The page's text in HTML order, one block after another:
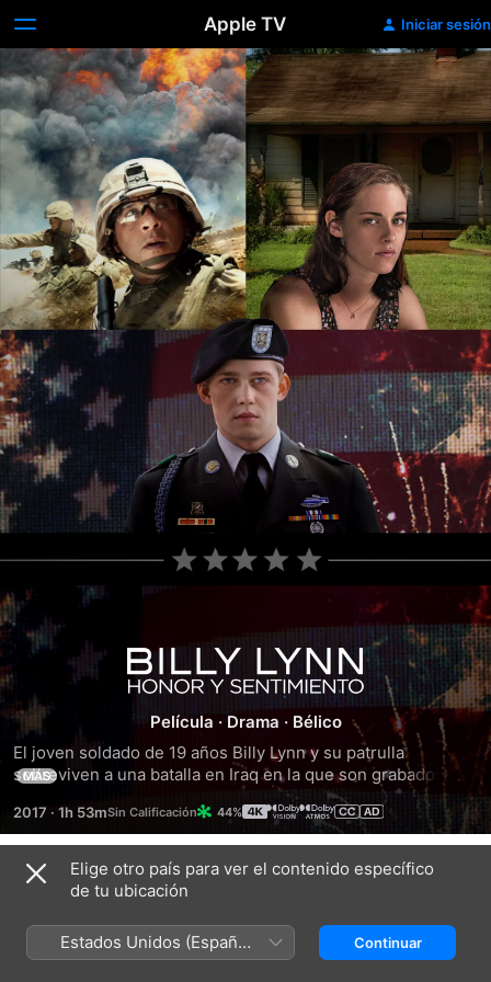
Apple TV Iniciar sesión
Billy
Lynn
-
Honor
Y
Sentimiento
Película · Drama · Bélico
El joven soldado de 19 años Billy Lynn y su patrulla
sobreviven a una batalla en Iraq en la que son grabados por
las cámaras, por lo que son tratados como héroes cuando
regresan a casa para una gira promocional antes de volver
a la guerra.
MÁS
2017 · 1h 53m 44%
Tráilers
Elige otro país para ver el contenido específico
de tu ubicación
Estados Unidos (Español
México)
Continuar